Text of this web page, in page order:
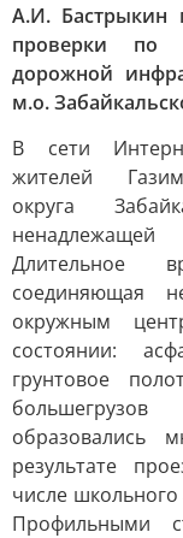
А.И. Бастрыкин
проверки по
дорожной
м.о.
В сети
жителей
округа
Длительное
соединяющая
окружным
состоянии:
грунтовое
образовались
результате
числе школьного
Профильными